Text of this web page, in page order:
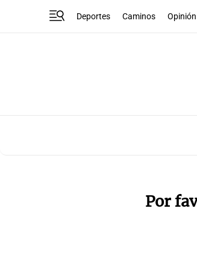
Deportes Caminos Opinión
Por